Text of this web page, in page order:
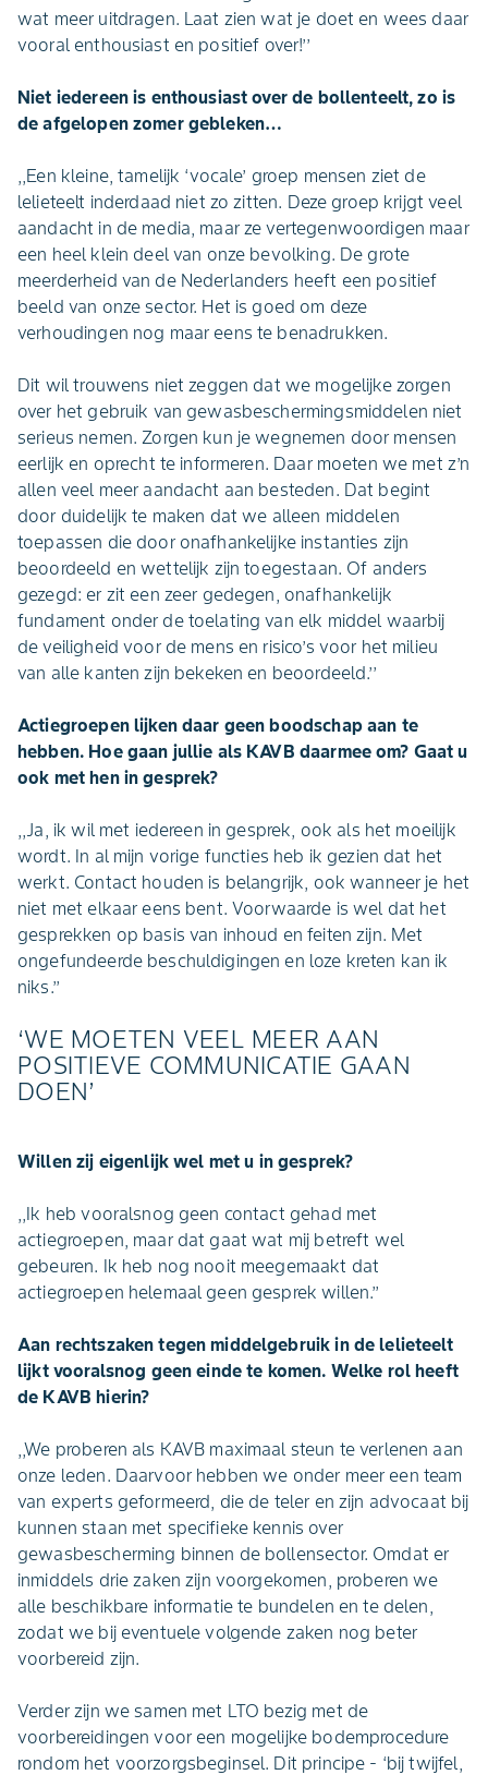
wat meer uitdragen. Laat zien wat je doet en wees daar
vooral enthousiast en positief over!’’
Niet iedereen is enthousiast over de bollenteelt, zo is
de afgelopen zomer gebleken…
,,Een kleine, tamelijk ‘vocale’ groep mensen ziet de
lelieteelt inderdaad niet zo zitten. Deze groep krijgt veel
aandacht in de media, maar ze vertegenwoordigen maar
een heel klein deel van onze bevolking. De grote
meerderheid van de Nederlanders heeft een positief
beeld van onze sector. Het is goed om deze
verhoudingen nog maar eens te benadrukken.
Dit wil trouwens niet zeggen dat we mogelijke zorgen
over het gebruik van gewasbeschermingsmiddelen niet
serieus nemen. Zorgen kun je wegnemen door mensen
eerlijk en oprecht te informeren. Daar moeten we met z’n
allen veel meer aandacht aan besteden. Dat begint
door duidelijk te maken dat we alleen middelen
toepassen die door onafhankelijke instanties zijn
beoordeeld en wettelijk zijn toegestaan. Of anders
gezegd: er zit een zeer gedegen, onafhankelijk
fundament onder de toelating van elk middel waarbij
de veiligheid voor de mens en risico’s voor het milieu
van alle kanten zijn bekeken en beoordeeld.’’
Actiegroepen lijken daar geen boodschap aan te
hebben. Hoe gaan jullie als KAVB daarmee om? Gaat u
ook met hen in gesprek?
,,Ja, ik wil met iedereen in gesprek, ook als het moeilijk
wordt. In al mijn vorige functies heb ik gezien dat het
werkt. Contact houden is belangrijk, ook wanneer je het
niet met elkaar eens bent. Voorwaarde is wel dat het
gesprekken op basis van inhoud en feiten zijn. Met
ongefundeerde beschuldigingen en loze kreten kan ik
niks.’’
‘WE MOETEN VEEL MEER AAN
POSITIEVE COMMUNICATIE GAAN
DOEN’
Willen zij eigenlijk wel met u in gesprek?
,,Ik heb vooralsnog geen contact gehad met
actiegroepen, maar dat gaat wat mij betreft wel
gebeuren. Ik heb nog nooit meegemaakt dat
actiegroepen helemaal geen gesprek willen.’’
Aan rechtszaken tegen middelgebruik in de lelieteelt
lijkt vooralsnog geen einde te komen. Welke rol heeft
de KAVB hierin?
,,We proberen als KAVB maximaal steun te verlenen aan
onze leden. Daarvoor hebben we onder meer een team
van experts geformeerd, die de teler en zijn advocaat bij
kunnen staan met specifieke kennis over
gewasbescherming binnen de bollensector. Omdat er
inmiddels drie zaken zijn voorgekomen, proberen we
alle beschikbare informatie te bundelen en te delen,
zodat we bij eventuele volgende zaken nog beter
voorbereid zijn.
Verder zijn we samen met LTO bezig met de
voorbereidingen voor een mogelijke bodemprocedure
rondom het voorzorgsbeginsel. Dit principe - ‘bij twijfel,